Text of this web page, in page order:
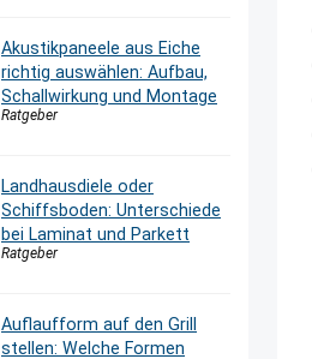
Akustikpaneele aus Eiche
richtig auswählen: Aufbau,
Schallwirkung und Montage
Ratgeber
Landhausdiele oder
Schiffsboden: Unterschiede
bei Laminat und Parkett
Ratgeber
Auflaufform auf den Grill
stellen: Welche Formen